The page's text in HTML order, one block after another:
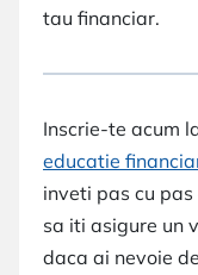
tau financiar.
Inscrie-te acum
educatie
inveti pas cu
sa iti asigure un
daca ai nevoie